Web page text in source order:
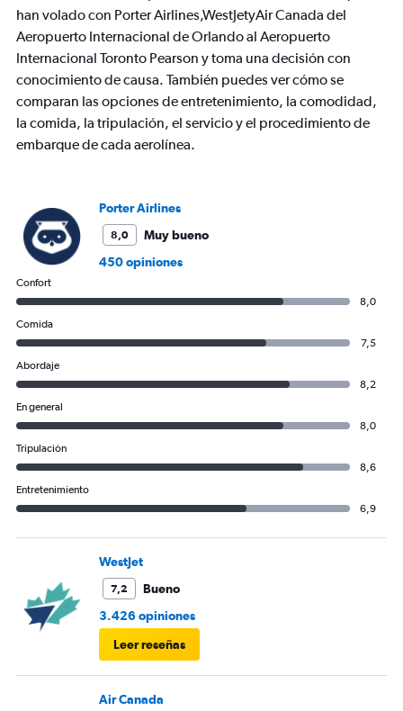
axes
displaying
Price
and
Number
of
flights.
han volado con Porter Airlines,WestJetyAir Canada del
Aeropuerto Internacional de Orlando al Aeropuerto
Internacional Toronto Pearson y toma una decisión con
conocimiento de causa. También puedes ver cómo se
comparan las opciones de entretenimiento, la comodidad,
la comida, la tripulación, el servicio y el procedimiento de
embarque de cada aerolínea.
Porter Airlines
8,0
Muy bueno
450 opiniones
Confort
8,0
Comida
7,5
Abordaje
8,2
En general
8,0
Tripulación
8,6
Entretenimiento
6,9
WestJet
7,2
Bueno
3.426 opiniones
Leer reseñas
Air Canada